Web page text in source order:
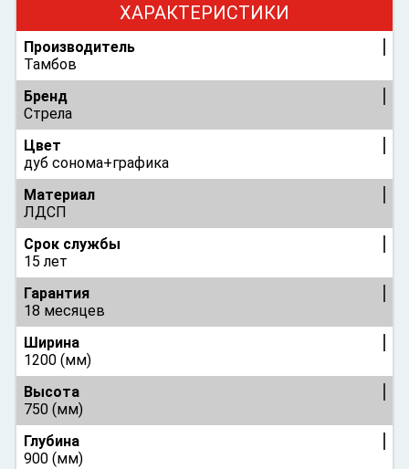
ХАРАКТЕРИСТИКИ
Производитель
Тамбов
Бренд
Стрела
Цвет
дуб сонома+графика
Материал
ЛДСП
Срок службы
15 лет
Гарантия
18 месяцев
Ширина
1200 (мм)
Высота
750 (мм)
Глубина
900 (мм)